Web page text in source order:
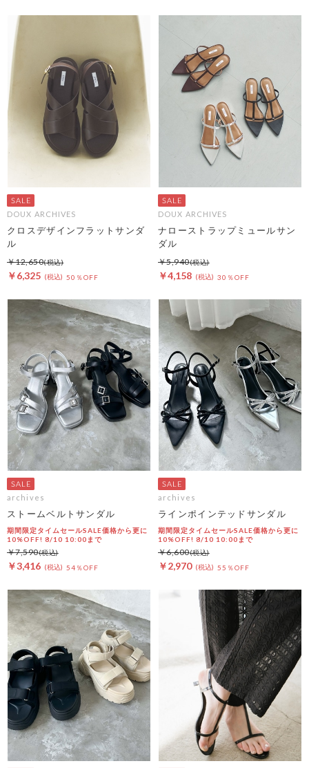
DOUX ARCHIVES
クロスデザインフラットサンダ
ル
￥6,325 50％OFF
￥12,650
DOUX ARCHIVES
ナローストラップミュールサン
ダル
￥4,158 30％OFF
￥5,940
archives
ストームベルトサンダル
期間限定タイムセールSALE価格から更に
10%OFF! 8/10 10:00まで
￥3,416 54％OFF
￥7,590
archives
ラインポインテッドサンダル
期間限定タイムセールSALE価格から更に
10%OFF! 8/10 10:00まで
￥2,970 55％OFF
￥6,600